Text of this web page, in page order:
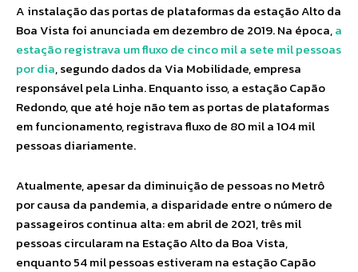
A instalação das portas de plataformas da estação Alto da
Boa Vista foi anunciada em dezembro de 2019. Na época,a
estação registrava um fluxo de cinco mil a sete mil pessoas
por dia, segundo dados da Via Mobilidade, empresa
responsável pela Linha. Enquanto isso, a estação Capão
Redondo, que até hoje não tem as portas de plataformas
em funcionamento, registrava fluxo de 80 mil a 104 mil
pessoas diariamente.
Atualmente, apesar da diminuição de pessoas no Metrô
por causa da pandemia, a disparidade entre o número de
passageiros continua alta: em abril de 2021, três mil
pessoas circularam na Estação Alto da Boa Vista,
enquanto 54 mil pessoas estiveram na estação Capão